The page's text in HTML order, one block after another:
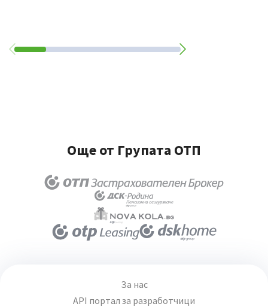
Още от Групата ОТП
За нас
API портал за разработчици